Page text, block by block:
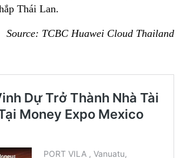
Thái Lan.
Source: TCBC Huawei Cloud Thailand